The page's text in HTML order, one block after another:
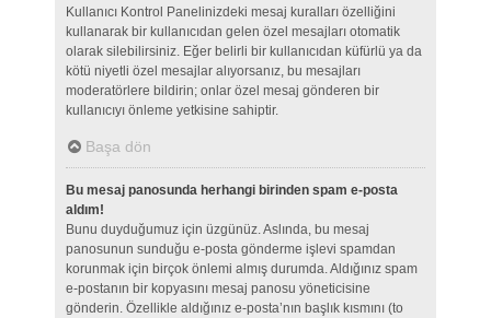
Kullanıcı Kontrol Panelinizdeki mesaj kuralları özelliğini
kullanarak bir kullanıcıdan gelen özel mesajları otomatik
olarak silebilirsiniz. Eğer belirli bir kullanıcıdan küfürlü ya da
kötü niyetli özel mesajlar alıyorsanız, bu mesajları
moderatörlere bildirin; onlar özel mesaj gönderen bir
kullanıcıyı önleme yetkisine sahiptir.
Başa dön
Bu mesaj panosunda herhangi birinden spam e-posta
aldım!
Bunu duyduğumuz için üzgünüz. Aslında, bu mesaj
panosunun sunduğu e-posta gönderme işlevi spamdan
korunmak için birçok önlemi almış durumda. Aldığınız spam
e-postanın bir kopyasını mesaj panosu yöneticisine
gönderin. Özellikle aldığınız e-posta’nın başlık kısmını (to